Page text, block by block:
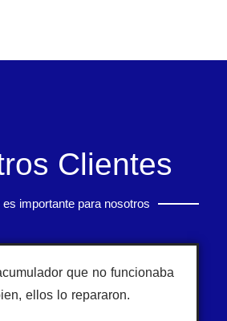
Clientes
es importante para nosotros
que no funcionaba
ellos lo repararon.